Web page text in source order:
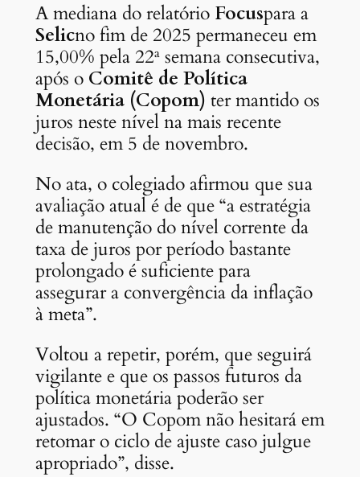
A mediana do relatório Focuspara a
Selicno fim de 2025 permaneceu em
15,00% pela 22ª semana consecutiva,
após o Comitê de Política
Monetária (Copom) ter mantido os
juros neste nível na mais recente
decisão, em 5 de novembro.
No ata, o colegiado afirmou que sua
avaliação atual é de que “a estratégia
de manutenção do nível corrente da
taxa de juros por período bastante
prolongado é suficiente para
assegurar a convergência da inflação
à meta”.
Voltou a repetir, porém, que seguirá
vigilante e que os passos futuros da
política monetária poderão ser
ajustados. “O Copom não hesitará em
retomar o ciclo de ajuste caso julgue
apropriado”, disse.